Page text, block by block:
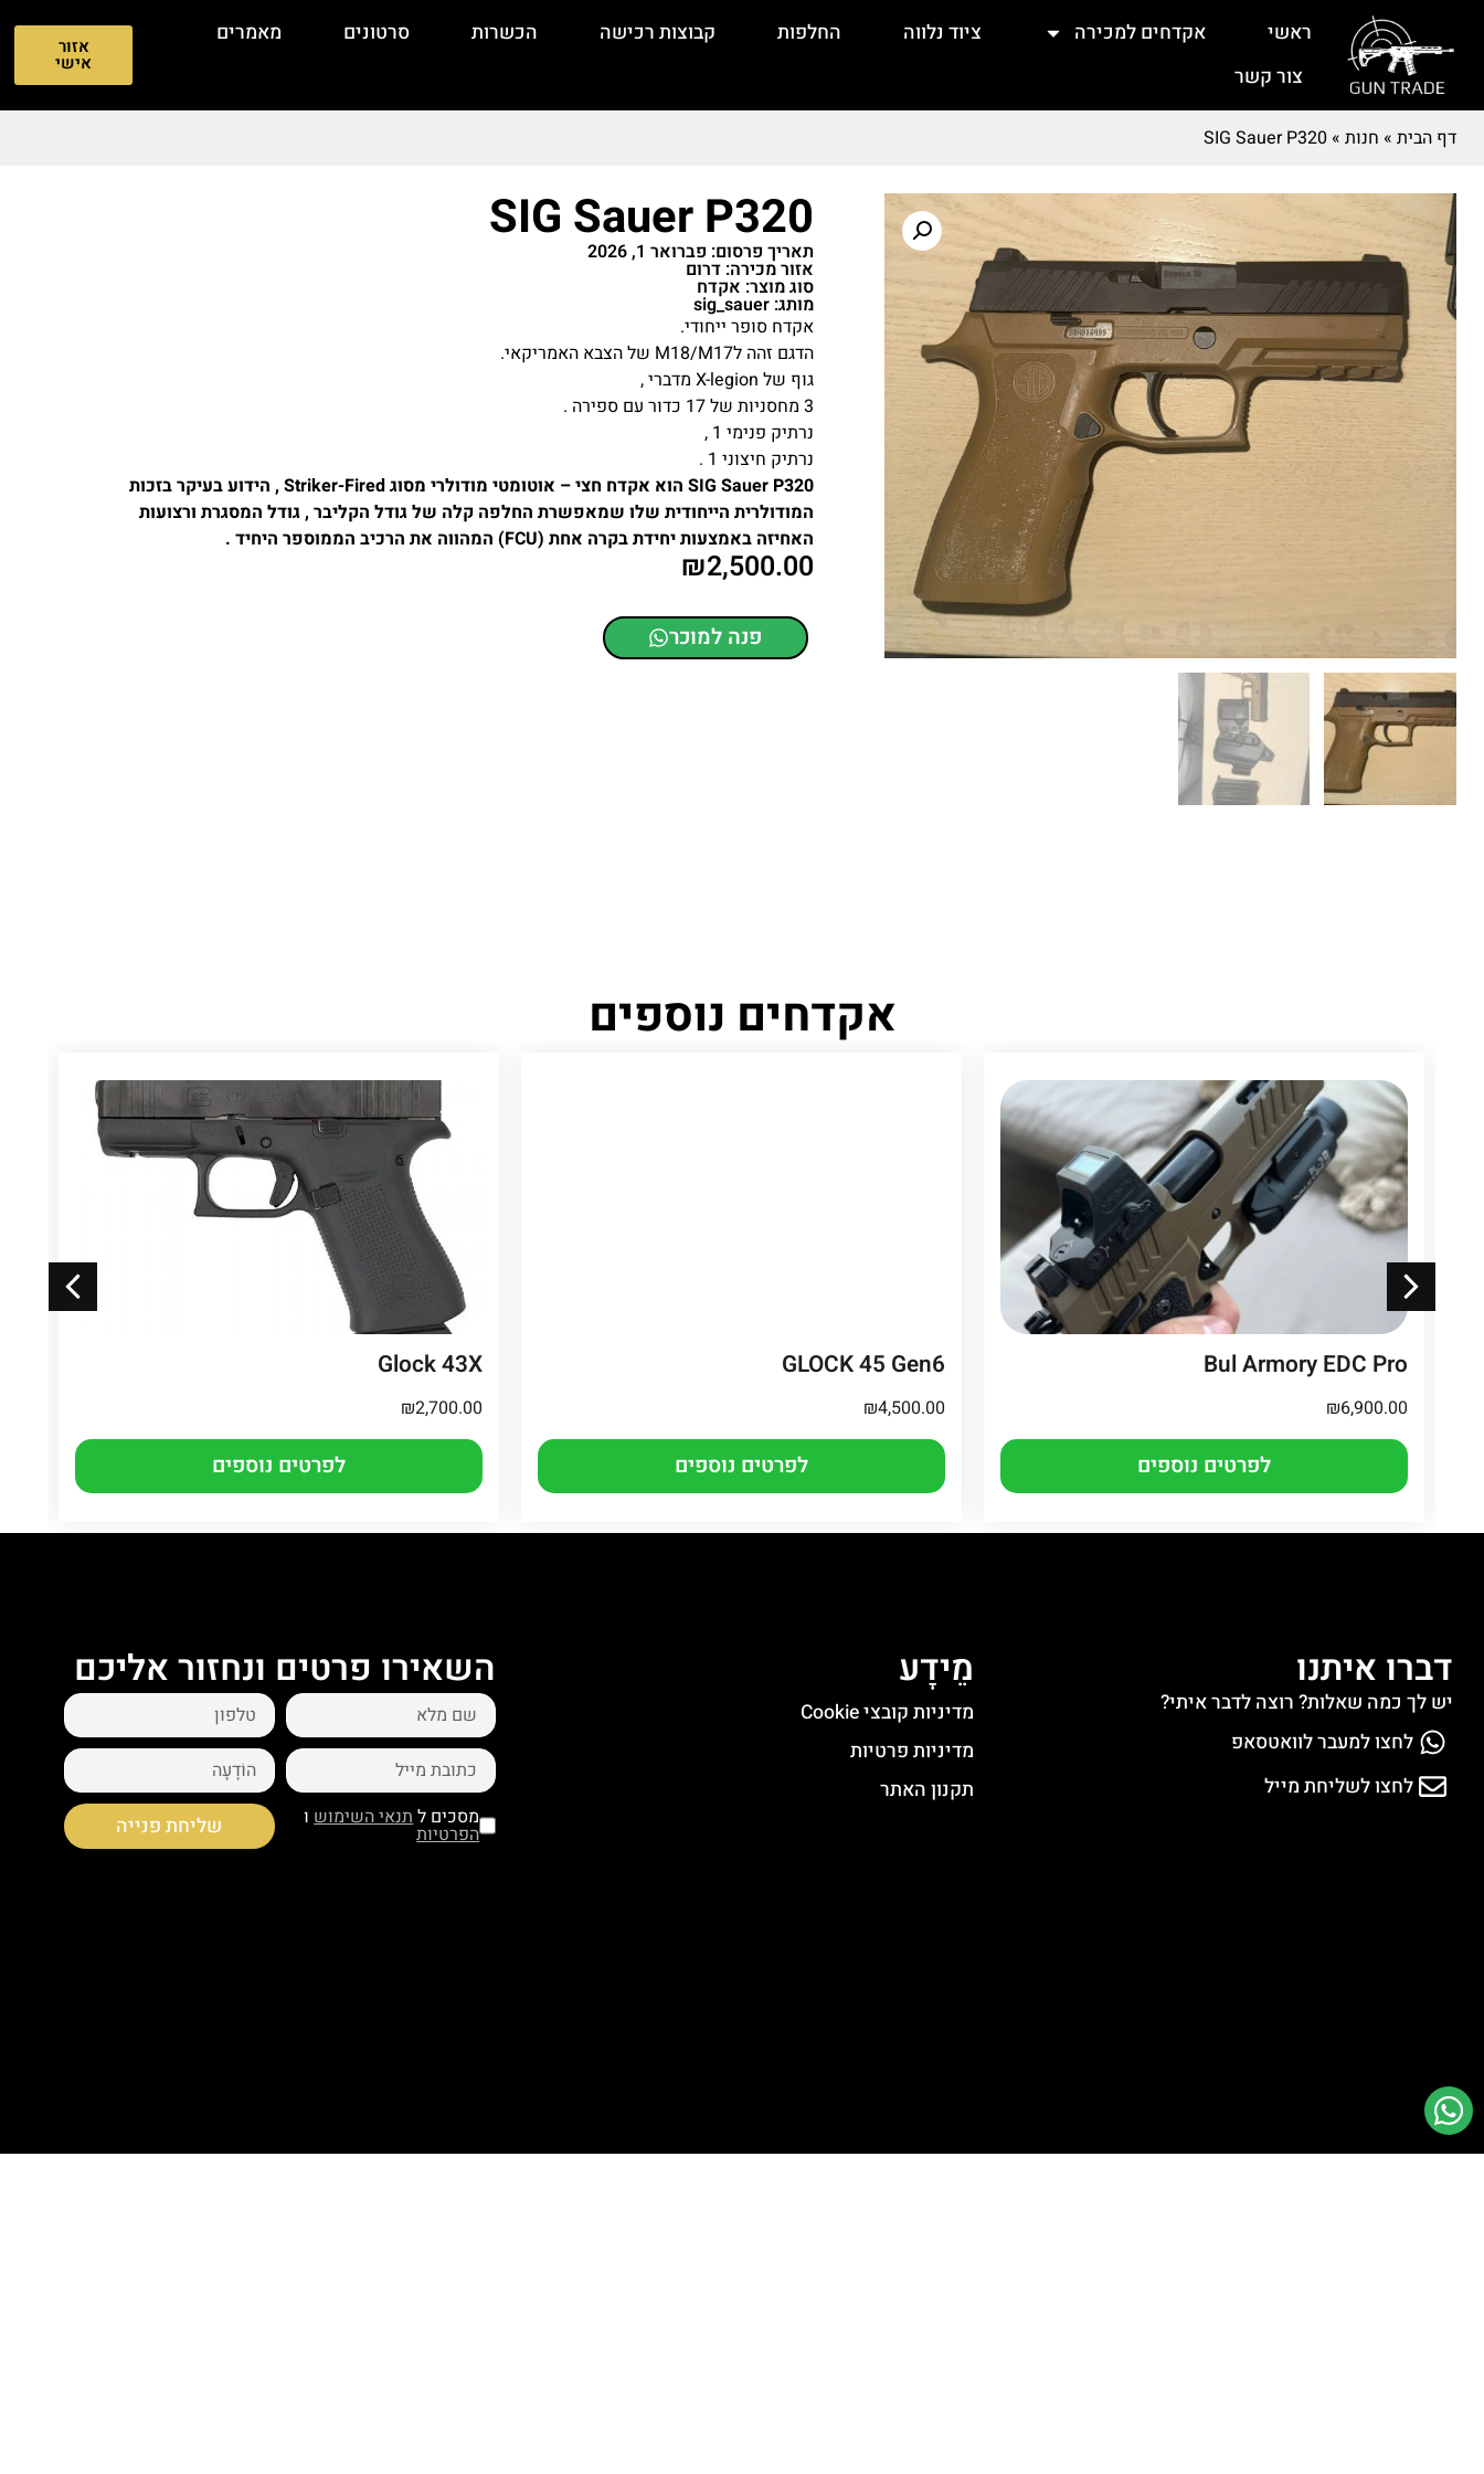
ראשי אקדחים למכירה ציוד נלווה החלפות קבוצות רכישה הכשרות סרטונים
מאמרים
צור קשר
אזור
אישי
דף הבית » חנות »
SIG Sauer P320
SIG Sauer P320
תאריך פרסום: פברואר 1, 2026
אזור מכירה: דרום
סוג מוצר: אקדח
מותג: sig_sauer
אקדח סופר ייחודי.
הדגם זהה לM18/M17 של הצבא האמריקאי.
גוף של X-legion מדברי ,
3 מחסניות של 17 כדור עם ספירה .
נרתיק פנימי 1 ,
נרתיק חיצוני 1 .
SIG Sauer P320 הוא אקדח חצי – אוטומטי מודולרי מסוג Striker-Fired , הידוע בעיקר בזכות
המודולרית הייחודית שלו שמאפשרת החלפה קלה של גודל הקליבר , גודל המסגרת ורצועות
האחיזה באמצעות יחידת בקרה אחת (FCU) המהווה את הרכיב הממוספר היחיד .
₪2,500.00
פנה למוכר
אקדחים נוספים
Bul Armory EDC Pro
₪6,900.00
לפרטים נוספים
GLOCK 45 Gen6
₪4,500.00
לפרטים נוספים
Glock 43X
₪2,700.00
לפרטים נוספים
השאירו פרטים ונחזור אליכם
מסכים לתנאי השימושו
הפרטיות שליחת פנייה
מֵידָע
מדיניות קובצי Cookie
מדיניות פרטיות
תקנון האתר
דברו איתנו
יש לך כמה שאלות? רוצה לדבר איתי?
לחצו למעבר לוואטסאפ
לחצו לשליחת מייל